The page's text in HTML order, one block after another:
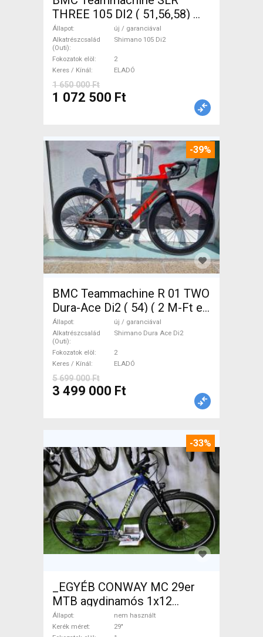
THREE 105 DI2 ( 51,56,58)
Országúti Shimano 105 Di2
tárcsafék új / garanciával
ELADÓ
Állapot
új / garanciával
Alkatrészcsalád
(Outi)
Shimano 105 Di2
Fokozatok elöl
2
Keres / Kínál
ELADÓ
1 650 000 Ft
1 072 500 Ft
-39%
BMC Teammachine R 01 TWO
Dura-Ace Di2 ( 54) ( 2 M-Ft e
Országúti Shimano Dura Ace
Di2 tárcsafék új / garanciával
ELADÓ
Állapot
új / garanciával
Alkatrészcsalád
(Outi)
Shimano Dura Ace Di2
Fokozatok elöl
2
Keres / Kínál
ELADÓ
5 699 000 Ft
3 499 000 Ft
-33%
_EGYÉB CONWAY MC 29er
MTB agydinamós 1x12
Mountain Bike 29" elöl
teleszkópos nem használt
Állapot
nem használt
Kerék méret
29"